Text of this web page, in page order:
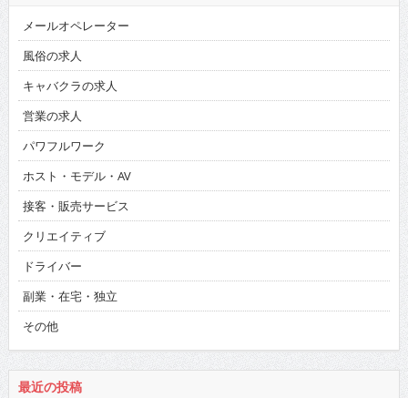
メールオペレーター
風俗の求人
キャバクラの求人
営業の求人
パワフルワーク
ホスト・モデル・AV
接客・販売サービス
クリエイティブ
ドライバー
副業・在宅・独立
その他
最近の投稿